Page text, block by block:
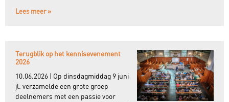
Lees meer »
Terugblik op het kennisevenement
2026
10.06.2026 | Op dinsdagmiddag 9 juni
jl. verzamelde een grote groep
deelnemers met een passie voor